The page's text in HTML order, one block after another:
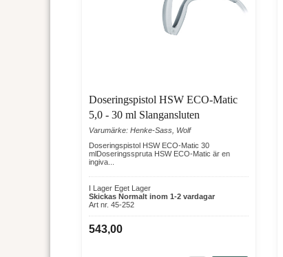
Doseringspistol HSW ECO-Matic
5,0 - 30 ml Slangansluten
Varumärke: Henke-Sass, Wolf
Doseringspistol HSW ECO-Matic 30
mlDoseringsspruta HSW ECO-Matic är en
ingiva...
I Lager Eget Lager
Skickas Normalt inom 1-2 vardagar
Art nr. 45-252
543,00